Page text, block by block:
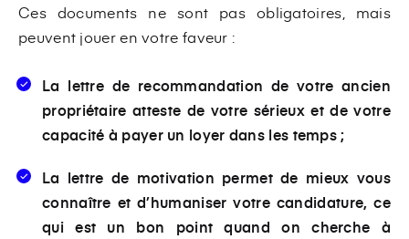
Ces documents ne sont pas obligatoires, mais
peuvent jouer en votre faveur :
La lettre de recommandation de votre ancien
propriétaire atteste de votre sérieux et de votre
capacité à payer un loyer dans les temps ;
La lettre de motivation permet de mieux vous
connaître et d’humaniser votre candidature, ce
qui est un bon point quand on cherche à